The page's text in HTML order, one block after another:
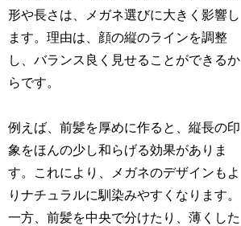
形や長さは、メガネ選びに大きく影響し
ます。理由は、顔の縦のラインを調整
し、バランス良く見せることができるか
らです。
例えば、前髪を厚めに作ると、縦長の印
象をほんの少し和らげる効果がありま
す。これにより、メガネのデザインもよ
りナチュラルに馴染みやすくなります。
一方、前髪を中央で分けたり、薄くした